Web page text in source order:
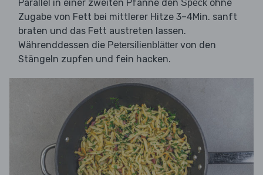
Parallel in einer zweiten Pfanne den Speck ohne
Zugabe von Fett bei mittlerer Hitze 3–4Min. sanft
braten und das Fett austreten lassen.
Währenddessen die Petersilienblätter von den
Stängeln zupfen und fein hacken.